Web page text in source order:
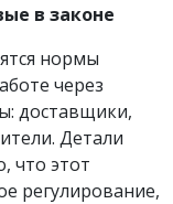
в законе
нормы
через
доставщики,
Детали
что этот
регулирование,